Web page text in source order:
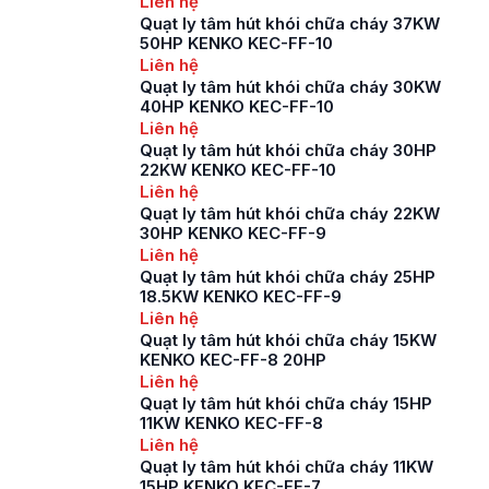
Quạt ly tâm hút khói chữa cháy 37KW
50HP KENKO KEC-FF-10
Liên hệ
Quạt ly tâm hút khói chữa cháy 30KW
40HP KENKO KEC-FF-10
Liên hệ
Quạt ly tâm hút khói chữa cháy 30HP
22KW KENKO KEC-FF-10
Liên hệ
Quạt ly tâm hút khói chữa cháy 22KW
30HP KENKO KEC-FF-9
Liên hệ
Quạt ly tâm hút khói chữa cháy 25HP
18.5KW KENKO KEC-FF-9
Liên hệ
Quạt ly tâm hút khói chữa cháy 15KW
KENKO KEC-FF-8 20HP
Liên hệ
Quạt ly tâm hút khói chữa cháy 15HP
11KW KENKO KEC-FF-8
Liên hệ
Quạt ly tâm hút khói chữa cháy 11KW